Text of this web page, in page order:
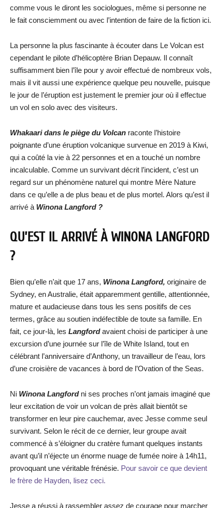
comme vous le diront les sociologues, même si personne ne
le fait consciemment ou avec l’intention de faire de la fiction ici.
La personne la plus fascinante à écouter dans Le Volcan est
cependant le pilote d’hélicoptère Brian Depauw. Il connaît
suffisamment bien l’île pour y avoir effectué de nombreux vols,
mais il vit aussi une expérience quelque peu nouvelle, puisque
le jour de l’éruption est justement le premier jour où il effectue
un vol en solo avec des visiteurs.
Whakaari dans le piège du Volcan raconte l’histoire
poignante d’une éruption volcanique survenue en 2019 à Kiwi,
qui a coûté la vie à 22 personnes et en a touché un nombre
incalculable. Comme un survivant décrit l’incident, c’est un
regard sur un phénomène naturel qui montre Mère Nature
dans ce qu’elle a de plus beau et de plus mortel. Alors qu’est il
arrivé à Winona Langford ?
QU’EST IL ARRIVÉ À WINONA LANGFORD
?
Bien qu’elle n’ait que 17 ans, Winona Langford, originaire de
Sydney, en Australie, était apparemment gentille, attentionnée,
mature et audacieuse dans tous les sens positifs de ces
termes, grâce au soutien indéfectible de toute sa famille. En
fait, ce jour-là, les Langfordavaient choisi de participer à une
excursion d’une journée sur l’île de White Island, tout en
célébrant l’anniversaire d’Anthony, un travailleur de l’eau, lors
d’une croisière de vacances à bord de l’Ovation of the Seas.
Ni Winona Langfordni ses proches n’ont jamais imaginé que
leur excitation de voir un volcan de près allait bientôt se
transformer en leur pire cauchemar, avec Jesse comme seul
survivant. Selon le récit de ce dernier, leur groupe avait
commencé à s’éloigner du cratère fumant quelques instants
avant qu’il n’éjecte un énorme nuage de fumée noire à 14h11,
provoquant une véritable frénésie. Pour savoir ce que devient
le frère de Hayden, lisez ceci.
Jesse a réussi à rassembler assez de courage pour marcher